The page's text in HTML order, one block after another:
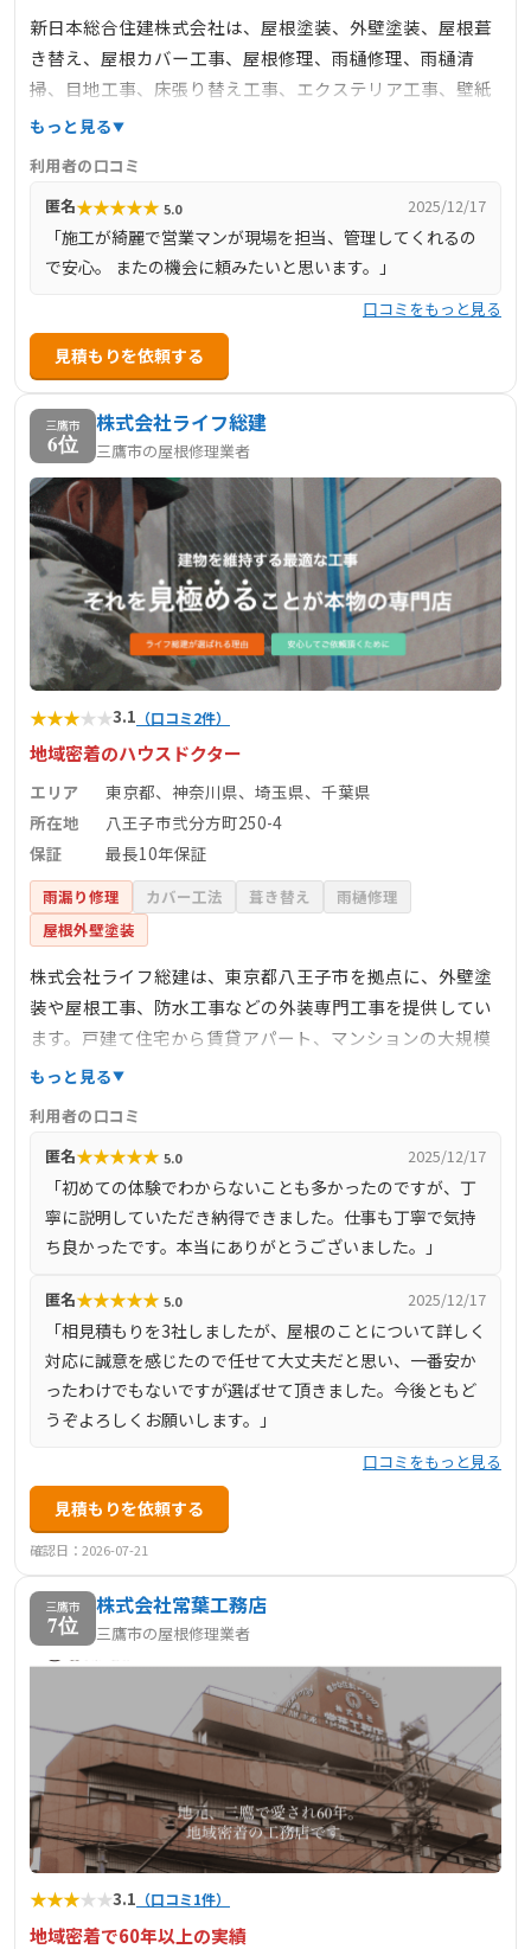
新日本総合住建株式会社は、屋根塗装、外壁塗装、屋根葺
き替え、屋根カバー工事、屋根修理、雨樋修理、雨樋清
掃、目地工事、床張り替え工事、エクステリア工事、壁紙
工事、塗り壁工事、風呂工事、給排水工事など、幅広いリ
もっと見る
利用者の口コミ
匿名★★★★★ 5.0 2025/12/17
「施工が綺麗で営業マンが現場を担当、管理してくれるの
で安心。 またの機会に頼みたいと思います。」
口コミをもっと見る
見積もりを依頼する
三鷹市
6位
株式会社ライフ総建
三鷹市の屋根修理業者
★★★★★3.1 （口コミ2件）
地域密着のハウスドクター
エリア
東京都、神奈川県、埼玉県、千葉県
所在地
八王子市弐分方町250-4
保証
最長10年保証
雨漏り修理 カバー工法 葺き替え
雨樋修理
屋根外壁塗装
株式会社ライフ総建は、東京都八王子市を拠点に、外壁塗
装や屋根工事、防水工事などの外装専門工事を提供してい
ます。戸建て住宅から賃貸アパート、マンションの大規模
修繕まで幅広く対応し、地域密着型のサービスを展開して
とで高品質な施工を適正価格で提供しています。また、現
地調査からアフターフォローまで一貫したサービス体制を
整えており、最長10年のメーカー保証や自社保証、定期メ
ンテナンスも実施しています。お客様のニーズに応じた最
適なプランを提案し、長期的なお付き合いを大切にしてい
もっと見る
利用者の口コミ
匿名★★★★★ 5.0 2025/12/17
「初めての体験でわからないことも多かったのですが、丁
寧に説明していただき納得できました。仕事も丁寧で気持
ち良かったです。本当にありがとうございました。」
匿名★★★★★ 5.0 2025/12/17
「相見積もりを3社しましたが、屋根のことについて詳しく
対応に誠意を感じたので任せて大丈夫だと思い、一番安か
ったわけでもないですが選ばせて頂きました。今後ともど
うぞよろしくお願いします。」
口コミをもっと見る
見積もりを依頼する
確認日：2026-07-21
三鷹市
7位
株式会社常葉工務店
三鷹市の屋根修理業者
★★★★★3.1 （口コミ1件）
地域密着で60年以上の実績